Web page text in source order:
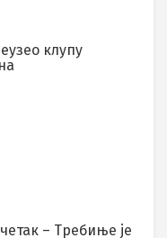
клупу
– Требиње је